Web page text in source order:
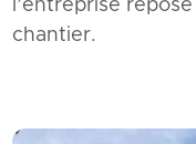
l’entreprise
chantier.